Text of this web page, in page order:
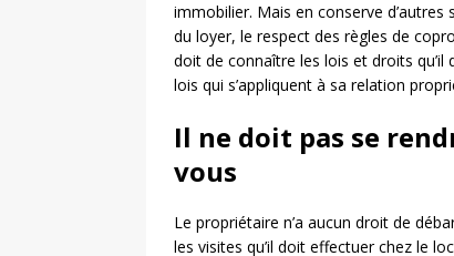
immobilier. Mais en conserve
du loyer, le respect des règles de
doit de connaître les lois et droits
lois qui s’appliquent à sa relation
Il ne doit pas se
vous
Le propriétaire n’a aucun droit de
les visites qu’il doit effectuer chez le